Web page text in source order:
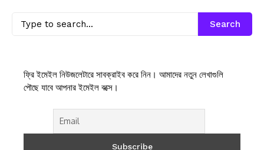
Search
ফ্রি ইমেইল নিউজলেটারে সাবক্রাইব করে নিন। আমাদের নতুন লেখাগুলি
পৌছে যাবে আপনার ইমেইল বক্সে।